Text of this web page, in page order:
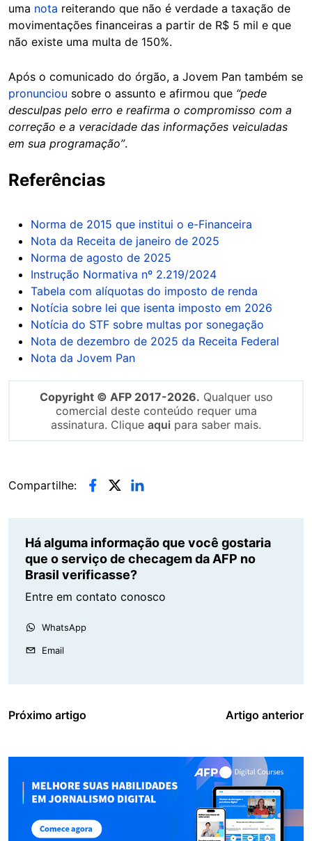
uma nota reiterando que não é verdade a taxação de
movimentações financeiras a partir de R$ 5 mil e que
não existe uma multa de 150%.
Após o comunicado do órgão, a Jovem Pan também se
pronunciou sobre o assunto e afirmou que “pede
desculpas pelo erro e reafirma o compromisso com a
correção e a veracidade das informações veiculadas
em sua programação”.
Referências
Norma de 2015 que institui o e-Financeira
Nota da Receita de janeiro de 2025
Norma de agosto de 2025
Instrução Normativa nº 2.219/2024
Tabela com alíquotas do imposto de renda
Notícia sobre lei que isenta imposto em 2026
Notícia do STF sobre multas por sonegação
Nota de dezembro de 2025 da Receita Federal
Nota da Jovem Pan
Copyright © AFP 2017-2026. Qualquer uso
comercial deste conteúdo requer uma
assinatura. Clique aqui para saber mais.
Compartilhe:
Há alguma informação que você gostaria
que o serviço de checagem da AFP no
Brasil verificasse?
Entre em contato conosco
WhatsApp
Email
Próximo artigo Artigo anterior